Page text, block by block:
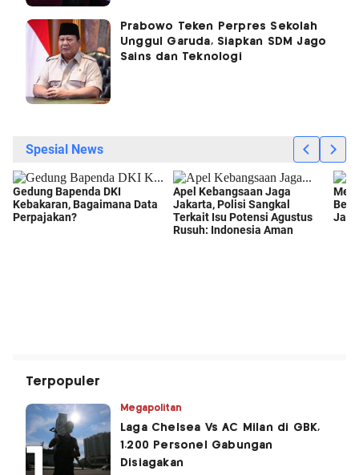
Prabowo Teken Perpres Sekolah
Unggul Garuda, Siapkan SDM Jago
Sains dan Teknologi
Terpopuler
Megapolitan
Laga Chelsea Vs AC Milan di GBK,
1.200 Personel Gabungan
Disiagakan